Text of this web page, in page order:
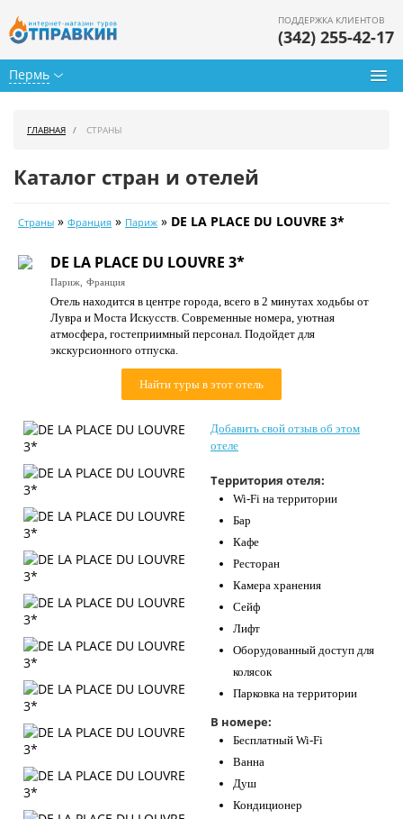
Пермь
ПОДДЕРЖКА КЛИЕНТОВ
(342) 255-42-17
Календарь туров
Цены дня
Страны
Как купить
Контакты
ГЛАВНАЯ СТРАНЫ
Каталог стран и отелей
Страны » Франция » Париж » DE LA PLACE DU LOUVRE 3*
DE LA PLACE DU LOUVRE 3*
Париж, Франция
Отель находится в центре города, всего в 2 минутах ходьбы от
Лувра и Моста Искусств. Современные номера, уютная
атмосфера, гостеприимный персонал. Подойдет для
экскурсионного отпуска.
Найти туры в этот отель
Добавить свой отзыв об этом
отеле
Территория отеля:
Wi-Fi на территории
Бар
Кафе
Ресторан
Камера хранения
Сейф
Лифт
Оборудованный доступ для
колясок
Парковка на территории
В номере:
Бесплатный Wi-Fi
Ванна
Душ
Кондиционер